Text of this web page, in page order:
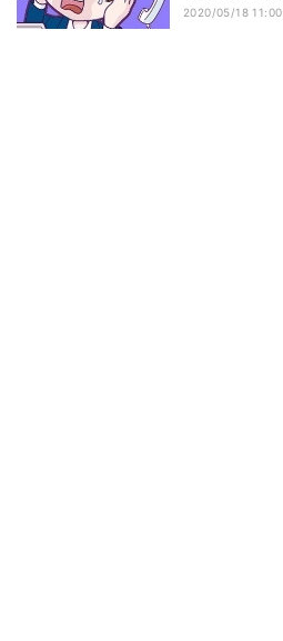
2020/05/18 11:00